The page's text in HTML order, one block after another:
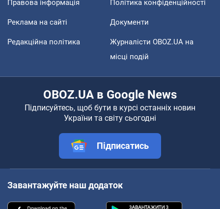
Правова інформація Політика конфіденційності
Реклама на сайті Документи
Редакційна політика
Журналісти OBOZ.UA на
місці подій
OBOZ.UA в Google News
Підписуйтесь, щоб бути в курсі останніх новин
України та світу сьогодні
Підписатись
Завантажуйте наш додаток